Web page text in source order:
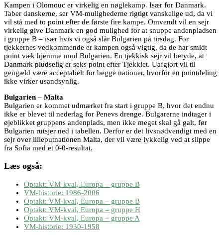
Kampen i Olomouc er virkelig en nøglekamp. Især for Danmark.
Taber danskerne, ser VM-mulighederne rigtigt vanskelige ud, da vi
vil stå med to point efter de første fire kampe. Omvendt vil en sejr
virkelig give Danmark en god mulighed for at snuppe andenpladsen
i gruppe B – især hvis vi også slår Bulgarien på tirsdag. For
tjekkernes vedkommende er kampen også vigtig, da de har smidt
point væk hjemme mod Bulgarien. En tjekkisk sejr vil betyde, at
Danmark pludselig er seks point efter Tjekkiet. Uafgjort vil til
gengæld være acceptabelt for begge nationer, hvorfor en pointdeling
ikke virker usandsynlig.
Bulgarien – Malta
Bulgarien er kommet udmærket fra start i gruppe B, hvor det endnu
ikke er blevet til nederlag for Penevs drenge. Bulgarerne indtager i
øjeblikket gruppens andenplads, men ikke meget skal gå galt, før
Bulgarien rutsjer ned i tabellen. Derfor er det livsnødvendigt med en
sejr over lilleputnationen Malta, der vil være lykkelig ved at slippe
fra Sofia med et 0-0-resultat.
Læs også:
Optakt: VM-kval, Europa – gruppe B
VM-historie: 1986-2006
Optakt: VM-kval, Europa – gruppe B
Optakt: VM-kval, Europa – gruppe H
Optakt: VM-kval, Europa – gruppe A
VM-historie: 1930-1958